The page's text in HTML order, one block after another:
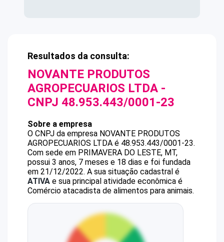
Resultados da consulta:
NOVANTE PRODUTOS
AGROPECUARIOS LTDA -
CNPJ 48.953.443/0001-23
Sobre a empresa
O CNPJ da empresa NOVANTE PRODUTOS
AGROPECUARIOS LTDA é 48.953.443/0001-23.
Com sede em PRIMAVERA DO LESTE, MT,
possui 3 anos, 7 meses e 18 dias e foi fundada
em 21/12/2022. A sua situação cadastral é
ATIVA e sua principal atividade econômica é
Comércio atacadista de alimentos para animais.